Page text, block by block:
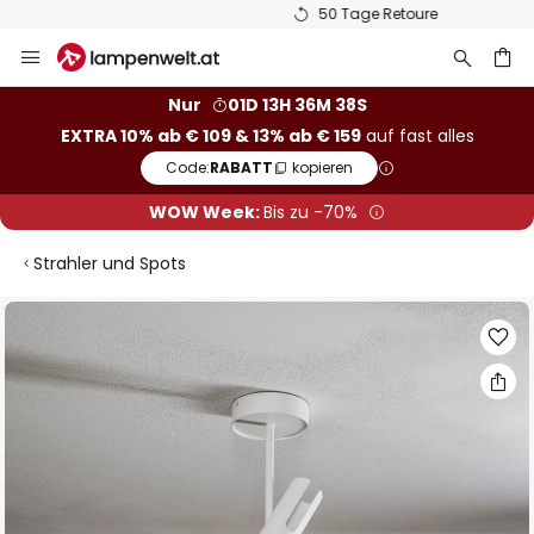
50 Tage Retoure
Inhalt
Nur
01D 13H 36M 38S
EXTRA 10% ab € 109 & 13% ab € 159auf fast alles
Code:RABATT kopieren
WOW Week:Bis zu -70%
Strahler und Spots
Zum
Ende
der
Bildgalerie